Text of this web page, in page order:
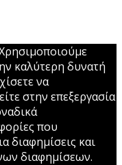
καλύτερη δυνατή
να
στην επεξεργασία
που
διαφημίσεις και
διαφημίσεων.